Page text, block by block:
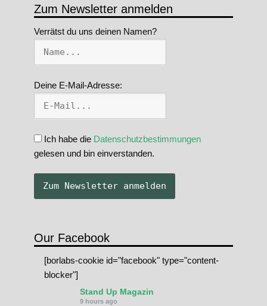
Zum Newsletter anmelden
Verrätst du uns deinen Namen?
Deine E-Mail-Adresse:
Ich habe die Datenschutzbestimmungen
gelesen und bin einverstanden.
Our Facebook
[borlabs-cookie id="facebook" type="content-
blocker"]
Stand Up Magazin
9 hours ago